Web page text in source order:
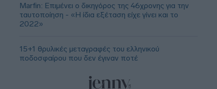
Marfin: Επιμένει ο δικηγόρος της 46χρονης για την
ταυτοποίηση - «Η ίδια εξέταση είχε γίνει και το
2022»
15+1 θρυλικές μεταγραφές του ελληνικού
ποδοσφαίρου που δεν έγιναν ποτέ